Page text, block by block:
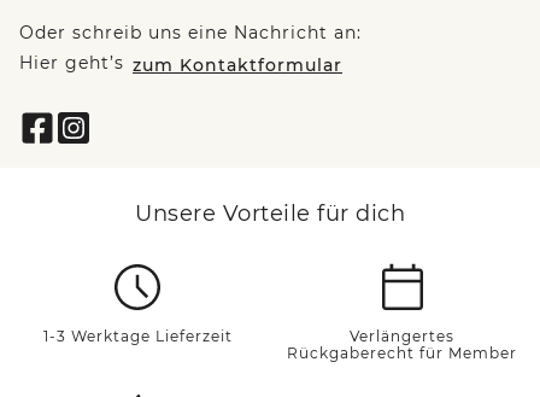
Oder schreib uns eine Nachricht an:
Hier geht’s zum Kontaktformular
Unsere Vorteile für dich
1-3 Werktage Lieferzeit
Verlängertes
Rückgaberecht für Member